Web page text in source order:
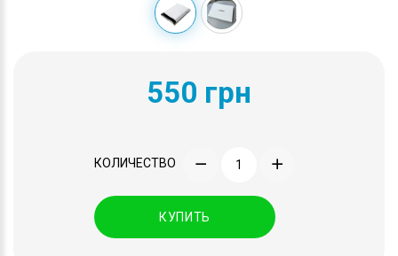
550 грн
КОЛИЧЕСТВО
КУПИТЬ